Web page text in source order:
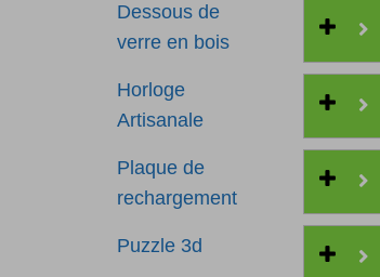
Dessous de
verre en bois
Horloge
Artisanale
Plaque de
rechargement
Puzzle 3d